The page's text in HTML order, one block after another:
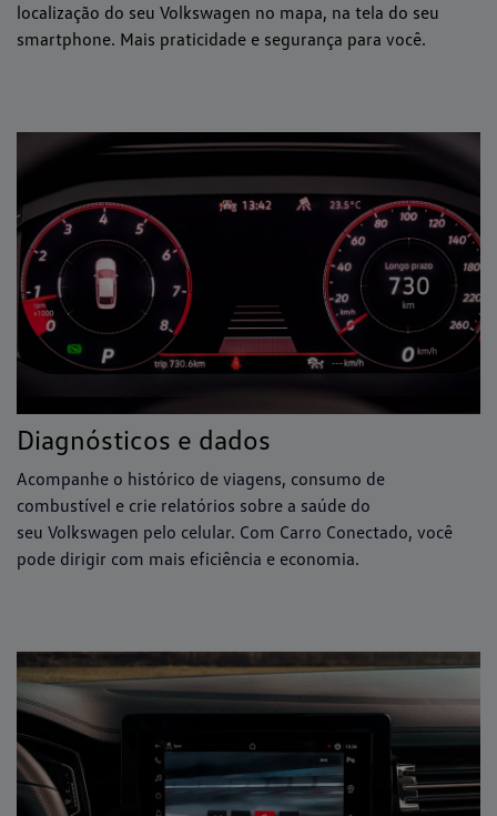
localização do seu Volkswagen no mapa, na tela do seu
smartphone. Mais praticidade e segurança para você.
Diagnósticos e dados
Acompanhe o histórico de viagens, consumo de
combustível e crie relatórios sobre a saúde do
seu Volkswagen pelo celular. Com Carro Conectado, você
pode dirigir com mais eficiência e economia.